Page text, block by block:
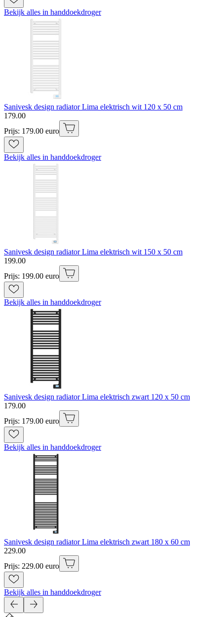
Bekijk alles in handdoekdroger
Sanivesk design radiator Lima elektrisch wit 120 x 50 cm
179.00
Prijs: 179.00 euro
Bekijk alles in handdoekdroger
Sanivesk design radiator Lima elektrisch wit 150 x 50 cm
199.00
Prijs: 199.00 euro
Bekijk alles in handdoekdroger
Sanivesk design radiator Lima elektrisch zwart 120 x 50 cm
179.00
Prijs: 179.00 euro
Bekijk alles in handdoekdroger
Sanivesk design radiator Lima elektrisch zwart 180 x 60 cm
229.00
Prijs: 229.00 euro
Bekijk alles in handdoekdroger